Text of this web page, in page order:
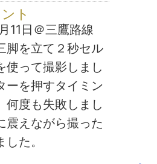
ト
11日＠三鷹路線
脚を立て２秒セル
使って撮影しまし
ーを押すタイミン
何度も失敗しまし
震えながら撮った
た。